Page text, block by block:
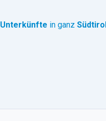
Unterkünfte in ganz Südtirol